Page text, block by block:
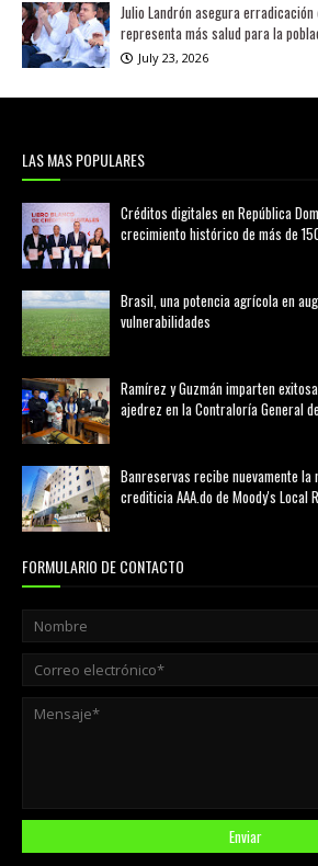
Julio Landrón asegura erradicación
representa más salud para la
July 23, 2026
LAS MAS POPULARES
Créditos digitales en República
crecimiento histórico de más de
Brasil, una potencia agrícola en
vulnerabilidades
Ramírez y Guzmán imparten
ajedrez en la Contraloría General
Banreservas recibe nuevamente la
crediticia AAA.do de Moody's Local
FORMULARIO DE CONTACTO